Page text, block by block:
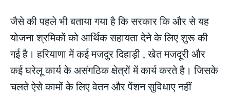
जैसे की पहले भी बताया गया है कि सरकार कि और से यह
योजना श्रमिकों को आर्थिक सहायता देने के लिए शुरू की
गई है। हरियाणा में कई मजदुर दिहाड़ी , खेत मजदूरी और
कई घरेलू कार्य के असंगठिक क्षेत्रों में कार्य करते है। जिसके
चलते ऐसे कामों के लिए वेतन और पेंशन सुविधाए नहीं